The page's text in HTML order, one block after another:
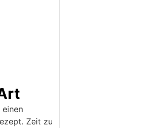
Zeit zu